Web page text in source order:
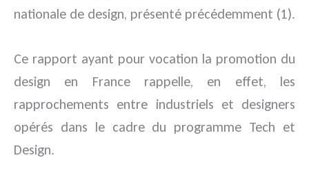
nationale de design, présenté précédemment (1).
Ce rapport ayant pour vocation la promotion du
design en France rappelle, en effet, les
rapprochements entre industriels et designers
opérés dans le cadre du programme Tech et
Design.